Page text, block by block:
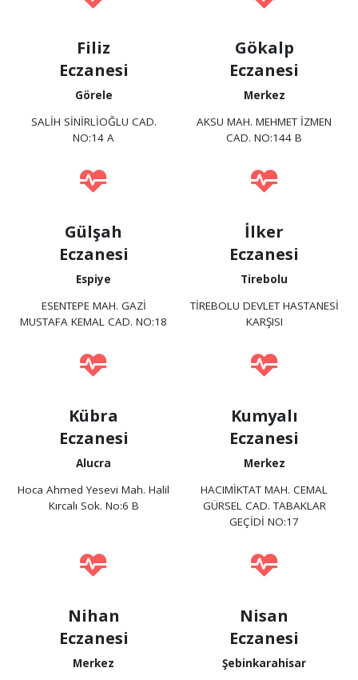
Filiz
Eczanesi
Görele
SALİH SİNİRLİOĞLU CAD.
NO:14 A
Gökalp
Eczanesi
Merkez
AKSU MAH. MEHMET İZMEN
CAD. NO:144 B
Gülşah
Eczanesi
Espiye
ESENTEPE MAH. GAZİ
MUSTAFA KEMAL CAD. NO:18
İlker
Eczanesi
Tirebolu
TİREBOLU DEVLET HASTANESİ
KARŞISI
Kübra
Eczanesi
Alucra
Hoca Ahmed Yesevi Mah. Halil
Kırcalı Sok. No:6 B
Kumyalı
Eczanesi
Merkez
HACIMİKTAT MAH. CEMAL
GÜRSEL CAD. TABAKLAR
GEÇİDİ NO:17
Nihan
Eczanesi
Merkez
Nisan
Eczanesi
Şebinkarahisar